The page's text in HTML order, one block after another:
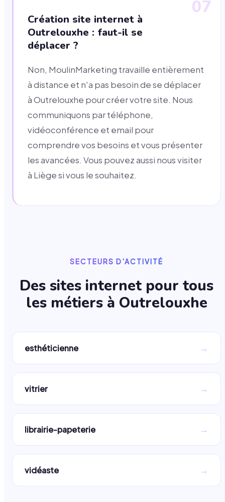
07
Création site internet à
Outrelouxhe : faut-il se
déplacer ?
Non, MoulinMarketing travaille entièrement
à distance et n'a pas besoin de se déplacer
à Outrelouxhe pour créer votre site. Nous
communiquons par téléphone,
vidéoconférence et email pour
comprendre vos besoins et vous présenter
les avancées. Vous pouvez aussi nous visiter
à Liège si vous le souhaitez.
SECTEURS D'ACTIVITÉ
Des sites internet pour tous
les métiers à Outrelouxhe
esthéticienne →
vitrier →
librairie-papeterie →
vidéaste →